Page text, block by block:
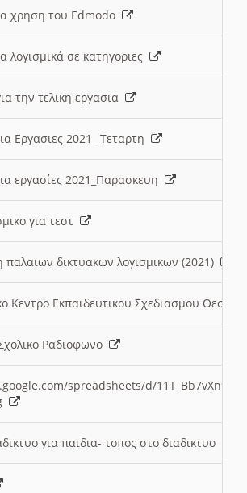
χρηση του Edmodo
λογισμικά σε κατηγοριες
την τελικη εργασια
Εργασιες 2021_ Τεταρτη
εργασίες 2021_Παρασκευη
για τεστ
δικτυακων λογισμικων (2021)
Κεντρο Εκπαιδευτικου Σχεδιασμου
Ραδιοφωνο
spreadsheets/d/
για παιδια- τοπος στο διαδικτυο